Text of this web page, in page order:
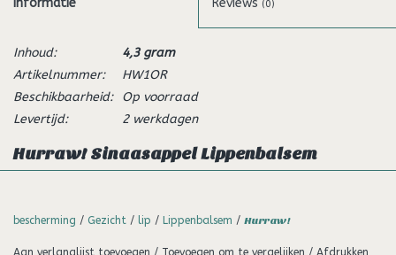
Informatie Reviews (0)
Inhoud:
4,3 gram
Artikelnummer:
HW1OR
Beschikbaarheid:
Op voorraad
Levertijd:
2 werkdagen
Hurraw! Sinaasappel Lippenbalsem
bescherming / Gezicht / lip / Lippenbalsem / Hurraw!
Aan verlanglijst toevoegen / Toevoegen om te vergelijken / Afdrukken